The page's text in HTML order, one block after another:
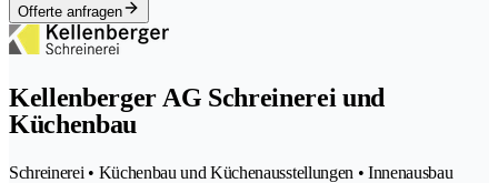
Offerte anfragen
Kellenberger AG Schreinerei und
Küchenbau
Schreinerei • Küchenbau und Küchenausstellungen • Innenausbau